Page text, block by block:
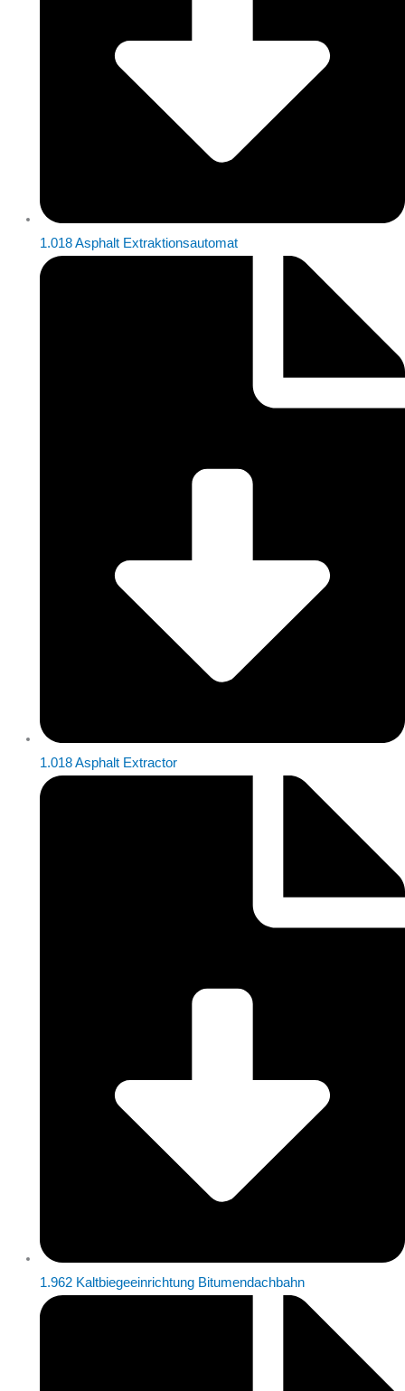
1.018 Asphalt Extraktionsautomat
1.018 Asphalt Extractor
1.962 Kaltbiegeeinrichtung Bitumendachbahn